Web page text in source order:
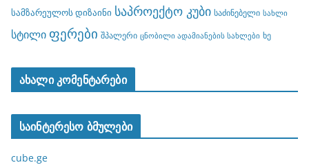
სამზარეულოს დიზაინი საპროექტო კუბი საძინებელი სახლი
სტილი ფერები შპალერი ცნობილი ადამიანების სახლები ხე
ახალი კომენტარები
საინტერესო ბმულები
cube.ge